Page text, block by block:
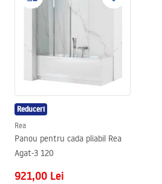
Reduceri
Rea
Panou pentru cada pliabil Rea
Agat-3 120
921,00 Lei